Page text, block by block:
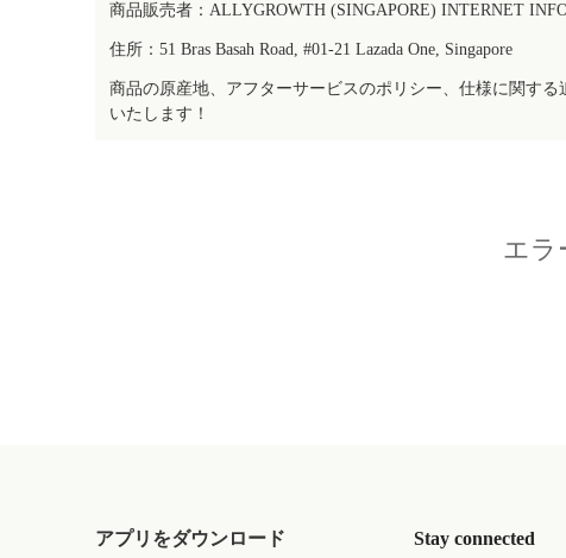
商品販売者：ALLYGROWTH (SINGAPORE) INTERNET
住所：51 Bras Basah Road, #01-21 Lazada One, Singapore
商品の原産地、アフターサービスのポリシー、仕様に関す
いたします！
エラ
アプリをダウンロード Stay connected